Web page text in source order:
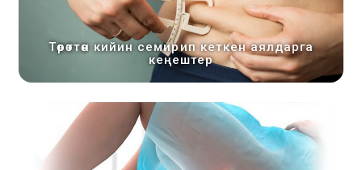
Төрөттөн кийин семирип кеткен аялдарга
кеңештер